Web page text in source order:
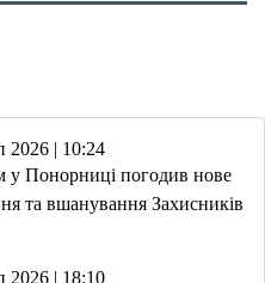
2026 | 10:24
у Понорниці погодив нове
та вшанування Захисників
2026 | 18:10